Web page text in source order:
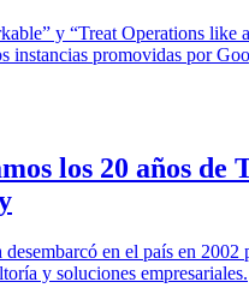
y “Treat Operations like
instancias promovidas por
los 20 años de
en el país en 2002
y soluciones empresariales.